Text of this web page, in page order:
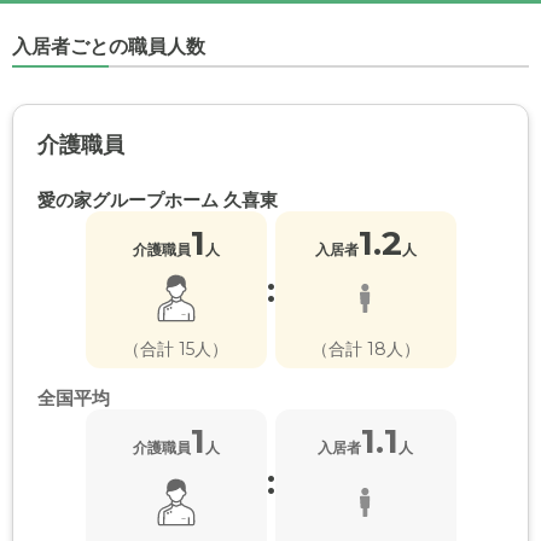
入居者ごとの職員人数
介護職員
愛の家グループホーム 久喜東
介護職員1 人
（合計 15人）
:
入居者1.2人
（合計 18人）
全国平均
介護職員1 人
:
入居者1.1 人